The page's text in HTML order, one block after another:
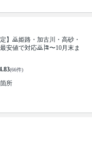
定】🙇姫路・加古川・高砂・
安値で対応🙇🎏〜10月末ま
(66件)
所